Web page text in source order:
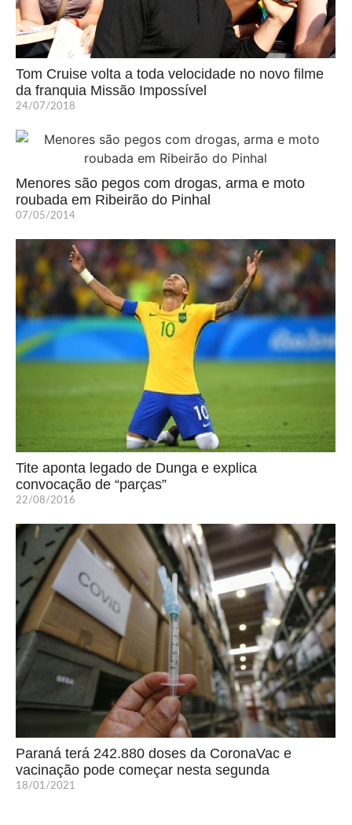
Tom Cruise volta a toda velocidade no novo filme
da franquia Missão Impossível
24/07/2018
Menores são pegos com drogas, arma e moto
roubada em Ribeirão do Pinhal
07/05/2014
Tite aponta legado de Dunga e explica
convocação de “parças”
22/08/2016
Paraná terá 242.880 doses da CoronaVac e
vacinação pode começar nesta segunda
18/01/2021